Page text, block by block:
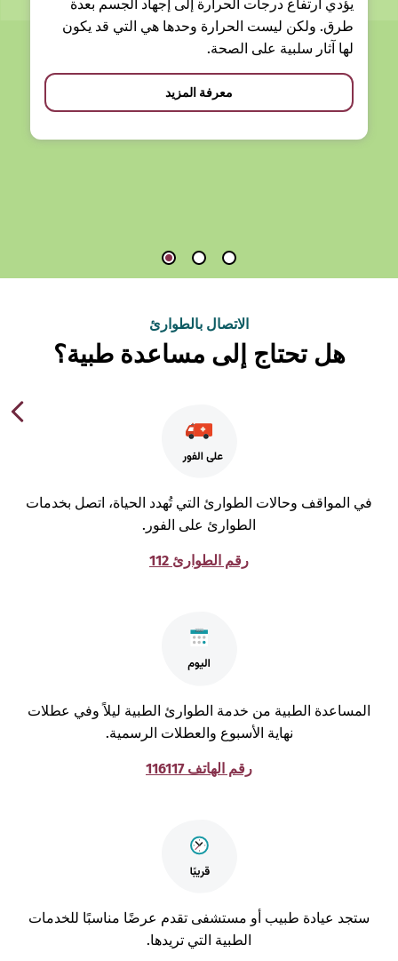
يؤدي ارتفاع درجات الحرارة إلى إجهاد الجسم بعدة
طرق. ولكن ليست الحرارة وحدها هي التي قد يكون
لها آثار سلبية على الصحة.
معرفة المزيد
الاتصال بالطوارئ
هل تحتاج إلى مساعدة طبية؟
المواقف وحالات الطوارئ التي تُهدد الحياة، اتصل بخدمات
الطوارئ على الفور.
رقم الطوارئ 112
الطبية من خدمة الطوارئ الطبية ليلاً وفي عطلات
نهاية الأسبوع والعطلات الرسمية.
رقم الهاتف 116117
عيادة طبيب أو مستشفى تقدم عرضًا مناسبًا للخدمات
الطبية التي تريدها.